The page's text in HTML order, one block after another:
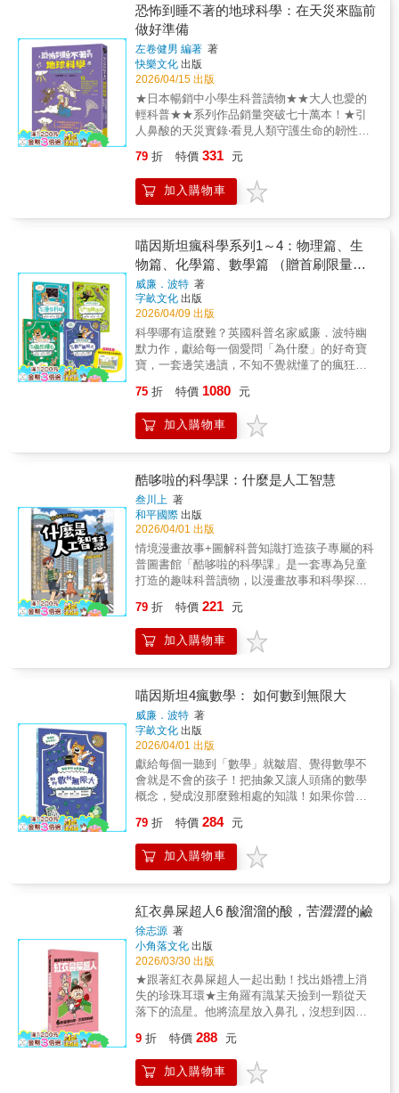
的月亮、燦爛的星空，還有草叢中閃閃發光的
螢火蟲，都讓他們忍不住讚嘆大自然的美麗。
猜猜看，他們還會遇到什麼有趣的新鮮事呢？
加入小波和莉莉的行列，一起用燈光和程式，
動手點亮美好的露營回憶吧！《小小光線設計
師－停電驚魂記》今天一早小波驚醒，發現屋
裡一片漆黑，平常透過窗戶照射進來的陽光不
見了，屋外更是風雨交加、雷聲大作、閃電頻
燈，竟然全部不會亮－原來是停電了。《小小
晚，小波一家人開車出門，準備前往AI市中心
觀賞煙火秀。隨著夜色降臨，小波和莉莉注意
到街上有好多閃亮的事物：商店招牌、路燈、
紅綠燈和車燈……，各自都有獨特的發光方
式。快跟著小波一家去兜風吧！《小小光線設
計師－玩具店也瘋狂》今天是小波的生日，一
家人開心地來到玩具店幫他挑選禮物。沒想到
這正是一場奇遇的開端！他們不只碰見了會說
話的機器人-派奇，還認識了一位令人意想不到
的新朋友！讓我們一起探索箇中的奧秘，體驗
AI的神奇吧！《密碼攻防戰》「叮咚!」突然想
起的電鈴聲，打斷了正在聊天的小波一家人。
原來是傑登寄給莉莉、小波的來信。信封裡有
五張紙條，只見紙條上都是黑點和線條，以及
排列錯亂的文字，究竟想傳什麼呢？讓我們一
同動腦，破解謎題吧！《小小色彩藝術家－生
幸好很快就雨過天晴,他們和爺爺悠閒散步,陪奶
奶愜意寫生;清澈的藍天和美麗的彩虹,以及千變
萬化的繪畫顏料,都讓他們倍感好奇:顏色是怎麼
產生的?快加入小波和莉莉的色彩探索之旅！
《小小色彩藝術家－奇幻e術展》小波和莉莉迫
不及待地跟著爺爺去看展覽，一幅幅神秘風格
的畫作，引發大家的好奇心... 知識淵博的亞特
特別之處？蘊含什麼知識學問？讓我們翻開書
的奧妙吧！
一套生活AI科學啟蒙書-- --和孩子一起動手體驗
生活中的AI科技-- ◎故事為中心，讓知識融入
生活 ◎ 循序漸進的說明方式，包羅萬象的內容
呈現 ◎ 跨領域多元學習，培養多重能力 《快
樂露營去》小波和莉莉第一次到戶外露營，又
大又圓的月亮、燦爛的星空，還有草叢中閃閃
發光的螢火蟲，都讓他們忍不住讚嘆大自然的
美麗。猜猜看，他們還會遇到什麼有趣的新鮮
事呢？加入小波和莉莉的行列，一起用燈光和
程式，動手點亮美好的露營回憶吧！《停電驚
黑，平常透過窗戶照射進來的陽光不見了，屋
外更是風雨交加、雷聲大作、閃電頻頻。他試
著打開床頭燈、書桌燈甚是房間大燈，竟然全
及《點點燈》教具教具明細包含：◆手作組：
重溫露營-營火組合＋點點燈-閃電組合◆電子
盒：主機板╱電池盒╱USB連接線╱連接線
╱LED彩色燈◆其他：保固卡╱操作手冊╱產
品使用說明書
恐怖到睡不著的地球科學：在天災來臨前
做好準備
左卷健男 編著 著
快樂文化 出版
2026/04/15 出版
★日本暢銷中小學生科普讀物★★大人也愛的
輕科普★★系列作品銷量突破七十萬本！★引
人鼻酸的天災實錄‧看見人類守護生命的韌性※
大地震◎核戰爭將帶來氣候災難──核冬天◎火
山碎屑流的移動速度比車子快！◎設計核電廠
的重要原則◎在日旅遊的安心守護))))千萬別把
災）為核心，從歷史經驗出發，探討地球到宇
宙層次的災變。內容涵蓋：地震與火山活動引
發的災害；颱風與豪雨導致的風災、水災，以
及異常氣候；還有小行星碰撞、太空輻射等天
文事件。臺灣與日本同是地震頻繁的島嶼，透
過本書不但能借鑑日本的防災策略，也為在日
旅遊的國人，增進旅途安心感。大自然賜予我
們棲身之處與生命必需的滋養，卻也伴隨著無
情的災害。防災專家寺田寅彦最著名的話就是
「天災總在人們忘記時降臨」。藉由本書了解
自己的家園。【精采主題搶先看】●受海嘯侵襲
的核電廠●設計核電廠時，需遵守重要原則，使
其能在緊急情況時「停止」核分裂反應、「冷
全。但三一一大地震與隨之而來的海嘯，使得
福島第一核電廠六座反應爐的「冷卻」與「圍
阻」功能失效，造成了重大事故。福島第一核
電廠內，運作中的一號機到三號機反應爐均緊
急停機，並插入控制棒，以停止核分裂連鎖反
應，接著需冷卻並消除「衰變熱」。此時若無
法有效冷卻，衰變熱就會讓燃料棒的溫度持續
啟動緊急爐心冷卻系統的緊急柴油發電機因海
嘯的侵襲而停擺了。●正常化偏誤與從眾偏誤●
當發生了與日常不同的異常狀況時，一般人往
化偏誤」，是延誤避難的主因。「遇到海嘯各
自逃」就是為了防止這種情況而誕生的口號。
「當大家都不這麼做（或者都這麼做）的時
候，我也要跟他們一樣」，這種心理稱做「從
眾偏誤」。在〈稻村之火〉中，村民們沉浸於
準備祭典；以及集體趕去撲滅火災的情境，正
好反映了這個現象。這些軼事同時也是告誡人
們，應意識到自己有這樣的心理偏誤。●避難生
活● 新潟中越地震地震的特徵是有大規模且頻
房屋倒塌與土石流等二次災害的風險，避難人
數逐日增多，最高峰時曾超過十萬人。在阪神
大地震過後，因長期過著避難生活導致社區生
鑑於這場沉痛的經驗，政府鼓勵中越地震的災
民以原有的聚落為單位。集體遷入避難所或臨
時住宅。儘管如此，因為災區的高齡人口比例
偏高，高齡者比年輕人更難適應新環境，心理
狀態也較為脆弱，長期的避難生活帶來的壓
力，導致高齡者更容易因身心壓力而死亡。本
書特色＼＼封面〝有問題〞／／★有趣到從封
都精心設計了一個有趣的問題，你能回答得出
來嗎？等你翻開本書，便能印證你有沒有答
對。Q：聖嬰現象影響著世界各地的氣候。聖嬰
79 折 特價 331 元
加入購物車
喵因斯坦瘋科學系列1～4：物理篇、生
物篇、化學篇、數學篇 （贈首刷限量元
素週期表墊板）
威廉．波特 著
字畝文化 出版
2026/04/09 出版
科學哪有這麼難？英國科普名家威廉．波特幽
默力作，獻給每一個愛問「為什麼」的好奇寶
寶，一套邊笑邊讀，不知不覺就懂了的瘋狂科
大核心學科一次到位！ 從生活情境拆解抽象概
念，建立跨領域的科學理解力。 ★入圍2025年
英國學校圖書館協會「資訊類圖書獎」最佳書
活下來嗎？鑽石真的可以被「做」出來？真的
有人能把數字數到無限大嗎？本系列涵蓋物
理、生物、化學、數學四大領域，從生活情境
出發，透過角色對話、情境漫畫與圖解說明，
引導孩子一步步理解原本抽象的科學概念。現
在就跟著天才（但有點自戀）的喵因斯坦，以
及吐槽（+添亂）小助手斯庫特，一起進入科普
世界，用最幽默的方式，學最認真的科學！
《喵因斯坦瘋科學系列》喵因斯坦①瘋物理：
說話喵因斯坦③瘋化學：如何做出鑽石喵因斯
坦④瘋數學：如何數到無限大本書特色 ★四大
核心學科，一次到位物理 × 生物× 化學 × 數
綜合理解力 ★角色對話 × 情境漫畫 × 圖解說明
透過連貫的漫畫劇情與角色互動，降低學習門
檻，提高閱讀樂趣、動機。 ★從生活問題出
發，理解抽象概念從披薩怎麼切、動物怎麼
活、東西為什麼會動，到數字為什麼重要，讓
學習就存在於現實裡。 ★適合怕科學，但喜歡
看圖的孩子適合對科普不自覺產生距離，卻熱
75 折 特價 1080 元
加入購物車
酷哆啦的科學課：什麼是人工智慧
叁川上 著
和平國際 出版
2026/04/01 出版
情境漫畫故事+圖解科普知識打造孩子專屬的科
普圖書館「酷哆啦的科學課」是一套專為兒童
打造的趣味科普讀物，以漫畫故事和科學探險
人工智慧機器人阿九的互動，帶領小讀者探索
人工智慧的奧祕。本套書致力於將複雜的科技
知識轉化為生動易懂的內容，激發孩子的好奇
書首冊，有系統介紹人工智慧的基礎概念與發
展歷程。透過「智慧門」、「機器人阿九」等
趣味案例，幫助小讀者將瞭解AI如何模擬人類
智慧、機器學習的原理，以及人臉辨識、物聯
網等核心技術。書中融入「第四次工業革
命」、「未來城市」等前瞻話題，結合漫畫與
知識圖解，幫助孩子理解AI在生活中的應用與
挑戰，啟蒙對科技未來的思考。關於人工智
慧，孩子不能不知道的內容：*什麽是人工智慧
智慧是從什麽時候開始發展的？*什麼是物聯
網？*人工智慧會自主學習嗎？*第四次工業革命
有哪些創新？【情境漫畫最易懂】透過漫畫以
及和孩子年齡相近的人物設定，透過日常生活
情境，讓孩子在閱讀中認識人工智慧，瞭解人
工智慧在現代生活裡的各種應用。【一章節一
主題】一個章節一個主題的設計，以生活事件
當作引領，帶入人工智慧的知識，由淺而深的
情節設計，讓孩子能夠輕鬆瞭解人工智慧相關
的知識。【超實用知識專欄】「人形機器人和
類人形機器人」、「機器學習的運用」、「認
識物聯網」、「未來工廠是怎樣的」、「圖靈
的貢獻」等，在主篇幅之外的延伸和說明，這
些小專欄讓讀者更加認識人工智慧的各種層
面。
79 折 特價 221 元
加入購物車
喵因斯坦4瘋數學： 如何數到無限大
威廉．波特 著
字畝文化 出版
2026/04/01 出版
獻給每個一聽到「數學」就皺眉、覺得數學不
會就是不會的孩子！把抽象又讓人頭痛的數學
概念，變成沒那麼難相處的知識！如果你曾經
人能數到無限大嗎？為什麼蜜蜂的蜂巢一定是
六角形？披薩怎麼切才公平？電腦為什麼只看
得懂0和1？圓周率π到底要算到第幾位才會結
小助手斯庫特，一起闖進數字、形狀與公式交
織的數學世界。從「0是什麼」到「無限有多
大」，從披薩怎麼切，到電腦為什麼只看得懂0
和1，用最具體的方式，講最抽象的數學！《喵
因斯坦瘋科學系列》喵因斯坦①瘋物理：如何
漫步月球喵因斯坦②瘋生物：如何和海豚說話
喵因斯坦③瘋化學：如何做出鑽石喵因斯坦④
瘋數學：如何數到無限大本書特色 ★用「生活
情境」打開數學的大門從分披薩、買東西、旅
一個數學概念都從孩子熟悉的情境出發，讓理
解變得自然又有感。★角色對話× 情境漫畫×
79 折 特價 284 元
加入購物車
紅衣鼻屎超人6 酸溜溜的酸，苦澀澀的鹼
徐志源 著
小角落文化 出版
2026/03/30 出版
★跟著紅衣鼻屎超人一起出動！找出婚禮上消
失的珍珠耳環★主角羅有識某天撿到一顆從天
落下的流星。他將流星放入鼻孔，沒想到因此
就會發光，讓他化身成穿紅衣的鼻屎超人。雖
然羅有識現在只擁有鼻屎大小般的科學超能
力，但他下定決心總有一天要成為拯救世界的
9 折 特價 288 元
加入購物車